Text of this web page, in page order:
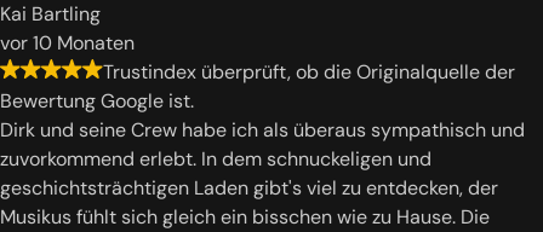
Kai Bartling
vor 10 Monaten
Trustindex überprüft, ob die Originalquelle der
Bewertung Google ist.
Dirk und seine Crew habe ich als überaus sympathisch und
zuvorkommend erlebt. In dem schnuckeligen und
geschichtsträchtigen Laden gibt's viel zu entdecken, der
Musikus fühlt sich gleich ein bisschen wie zu Hause. Die